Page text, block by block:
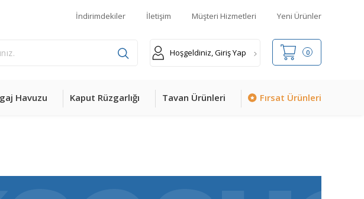
İndirimdekiler İletişim Müşteri Hizmetleri Yeni Ürünler
0
Hoşgeldiniz, Giriş Yap
Havuzu Kaput Rüzgarlığı Tavan Ürünleri Fırsat Ürünleri